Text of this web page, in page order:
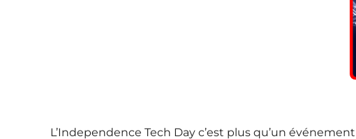
L’Independence Tech Day c’est plus qu’un